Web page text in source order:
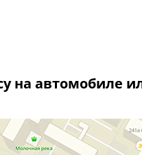
на автомобиле